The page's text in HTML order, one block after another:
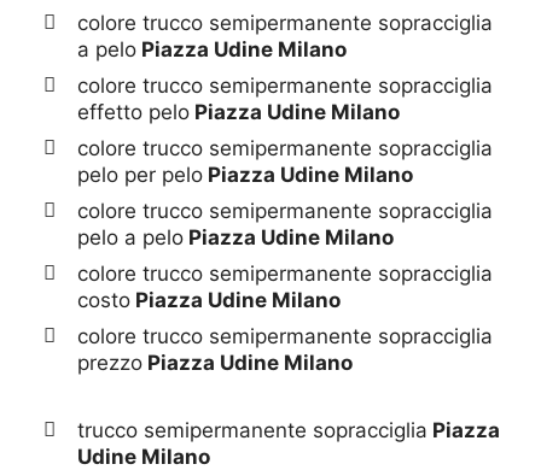
colore trucco semipermanente sopracciglia
a pelo Piazza Udine Milano
colore trucco semipermanente sopracciglia
effetto pelo Piazza Udine Milano
colore trucco semipermanente sopracciglia
pelo per pelo Piazza Udine Milano
colore trucco semipermanente sopracciglia
pelo a pelo Piazza Udine Milano
colore trucco semipermanente sopracciglia
costo Piazza Udine Milano
colore trucco semipermanente sopracciglia
prezzo Piazza Udine Milano
trucco semipermanente sopracciglia Piazza
Udine Milano